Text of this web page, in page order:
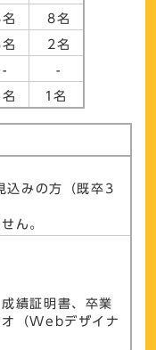
8名
2名
- -
1名
込みの方（既卒3
ん。
績証明書、卒業
オ（Webデザイナ